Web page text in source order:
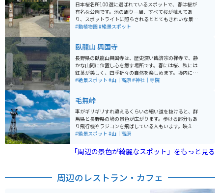
日本桜名所100選に選ばれているスポットで、春は桜が
有名な公園です。池の周り一周、すべて桜が植えてあ
り、スポットライトに照らされるととてもきれいな景色
が見られます。また、動物園が隣にあり、昔有名だった
#動植物園#絶景スポット
臥龍山 興国寺
長野県の臥龍山興国寺は、歴史深い臨済宗の禅寺で、静
かな山間に位置し心を癒す場所です。春には桜、秋には
紅葉が美しく、四季折々の自然を楽しめます。境内には
国重要文化財の本堂や鐘楼があり、歴史好きや写真愛好
す。駐車場も完備されているため安心です。近隣には温
泉地もあり、ツーリング後の疲れを癒すのに最適。歴史
と自然、快適なアクセスを兼ね備えた穴場スポットとし
ておすすめします。
#絶景スポット #山｜高原#神社｜寺院
毛無峠
車がギリギリすれ違えるくらいの細い道を抜けると、群
馬県と長野県の境の景色が広がります。歩ける部分もあ
り飛行機やラジコンを飛ばしている人もいます。映える
写真が撮れたら空いていればゆっくり出来るくらいのど
す。
#絶景スポット #山｜高原
「周辺の景色が綺麗なスポット」をもっと見る
周辺のレストラン・カフェ